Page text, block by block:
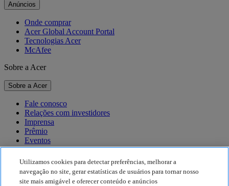
Anúncios
Onde comprar
Acer Global Account Portal
Tecnologias Acer
McAfee
Sobre a Acer
Sobre a Acer
Fale conosco
Relações com investidores
Imprensa
Prêmio
Eventos
Sustentabilidade
Sustentabilidade
Utilizamos cookies para detectar preferências, melhorar a
navegação no site, gerar estatísticas de usuários para tornar nosso
site mais amigável e oferecer conteúdo e anúncios